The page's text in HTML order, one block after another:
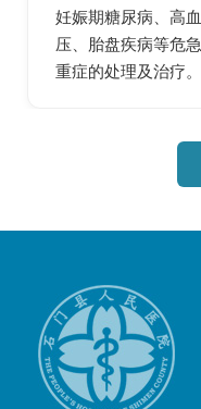
妊娠期糖尿病、高血
压、胎盘疾病等危急
重症的处理及治疗。